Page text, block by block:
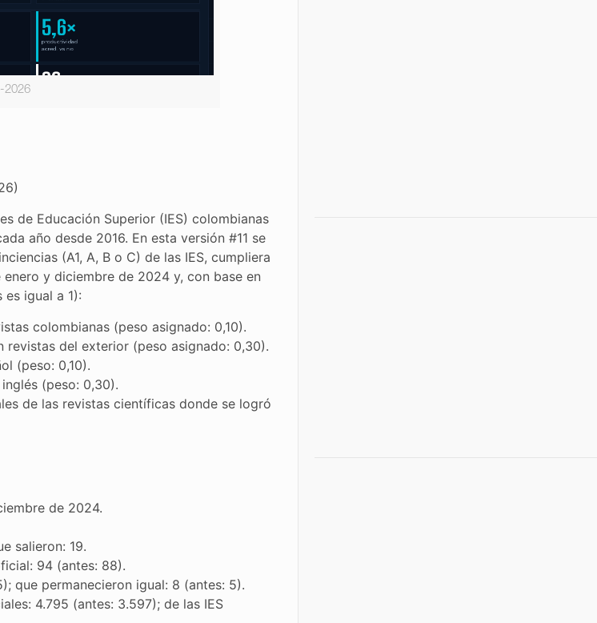
2026
de Educación Superior (IES) colombianas
año desde 2016. En esta versión #11 se
(A1, A, B o C) de las IES, cumpliera
y diciembre de 2024 y, con base en
igual a 1):
colombianas (peso asignado: 0,10).
del exterior (peso asignado: 0,30).
(peso: 0,10).
(peso: 0,30).
de las revistas científicas donde se logró
de 2024.
salieron: 19.
94 (antes: 88).
que permanecieron igual: 8 (antes: 5).
4.795 (antes: 3.597); de las IES